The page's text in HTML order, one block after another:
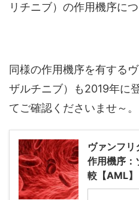
リチニブ）の作用機序に
同様の作用機序を有する
ザルチニブ）も2019年に
てご確認くださいませ～。
ヴァンフ
作用機序：
較【AML】